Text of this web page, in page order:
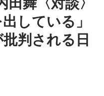
舞〈対談〉
している」
判される日